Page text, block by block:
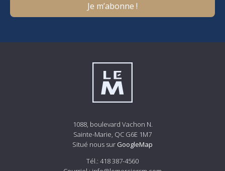
1088, boulevard Vachon N.
Sainte-Marie, QC G6E 1M7
Situé nous sur GoogleMap
Tél.: 418 387-4560